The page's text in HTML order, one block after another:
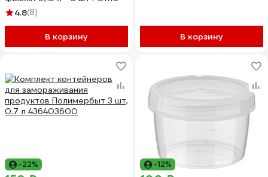
4.8(8)
В корзину В корзину
-22% -12%